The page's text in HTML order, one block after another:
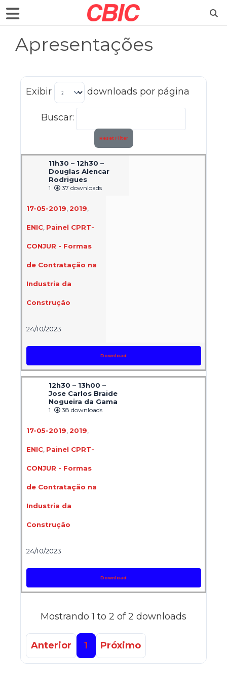
Apresentações
Exibir downloads por página
Buscar:
Reset Filter
11h30 – 12h30 –
Douglas Alencar
Rodrigues
1 37 downloads
17-05-2019 2019
ENIC, Painel CPRT-
CONJUR - Formas
de Contratação na
Industria da
Construção
24/10/2023
Download
12h30 – 13h00 –
Jose Carlos Braide
Nogueira da Gama
1 38 downloads
17-05-2019 2019
ENIC, Painel CPRT-
CONJUR - Formas
de Contratação na
Industria da
Construção
24/10/2023
Download
Mostrando 1 to 2 of 2 downloads
Anterior 1 Próximo